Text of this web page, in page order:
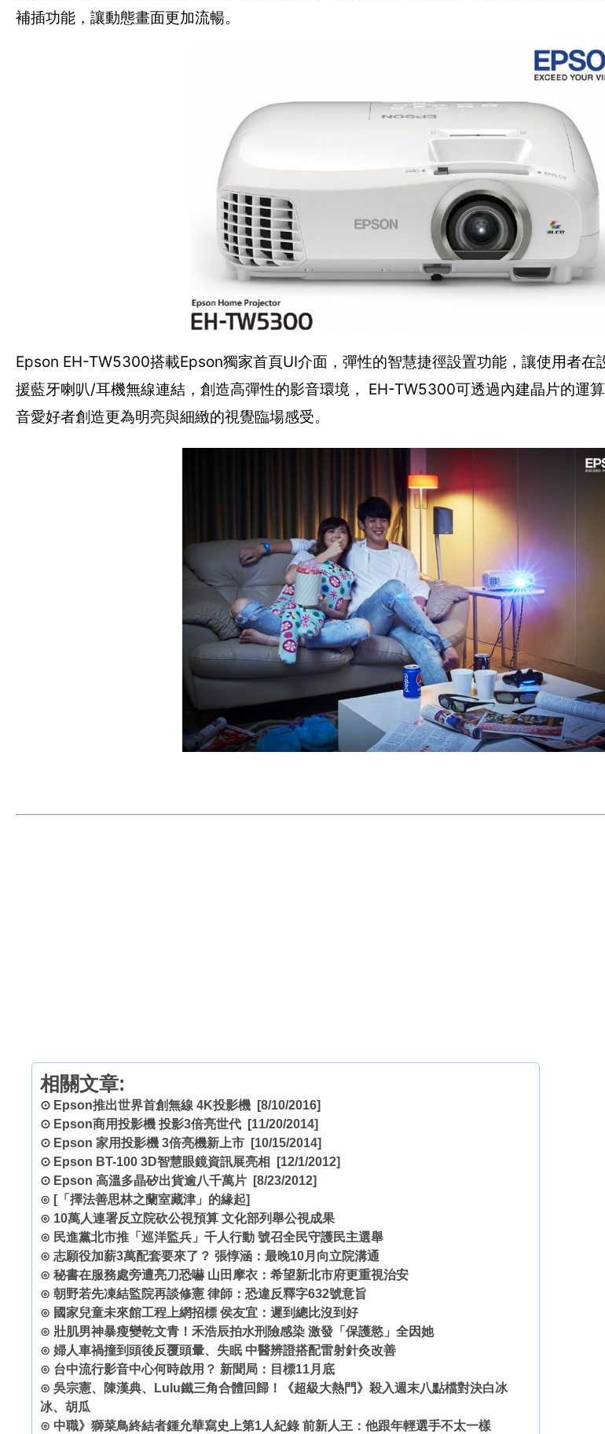
補插功能，讓動態畫面更加流暢。
Epson EH-TW5300搭載Epson獨家首頁UI介面，彈性的智慧捷徑設置功能，讓使用者在
援藍牙喇叭/耳機無線連結，創造高彈性的影音環境， EH-TW5300可透過內建晶片的運
音愛好者創造更為明亮與細緻的視覺臨場感受。
相關文章:
⊙ Epson推出世界首創無線 4K投影機 [8/10/2016]
⊙ Epson商用投影機 投影3倍亮世代 [11/20/2014]
⊙ Epson 家用投影機 3倍亮機新上市 [10/15/2014]
⊙ Epson BT-100 3D智慧眼鏡資訊展亮相
[12/1/2012]
⊙ Epson 高溫多晶矽出貨逾八千萬片 [8/23/2012]
⊙ [「擇法善思林之蘭室藏津」的緣起]
⊙ 10萬人連署反立院砍公視預算 文化部列舉公視成果
⊙ 民進黨北市推「巡洋監兵」千人行動 號召全民守護民主選舉
⊙ 志願役加薪3萬配套要來了？ 張惇涵：最晚10月向立院溝通
⊙ 秘書在服務處旁遭亮刀恐嚇 山田摩衣：希望新北市府更重視治安
⊙ 朝野若先凍結監院再談修憲 律師：恐違反釋字632號意旨
⊙ 國家兒童未來館工程上網招標 侯友宜：遲到總比沒到好
⊙ 壯肌男神暴瘦變乾文青！禾浩辰拍水刑險感染 激發「保護慾」全因她
⊙ 婦人車禍撞到頭後反覆頭暈、失眠 中醫辨證搭配雷射針灸改善
⊙ 台中流行影音中心何時啟用？ 新聞局：目標11月底
⊙ 吳宗憲、陳漢典、Lulu鐵三角合體回歸！《超級大熱門》殺入週末八點檔對決白冰
冰、胡瓜
⊙ 中職》獅菜鳥終結者鍾允華寫史上第1人紀錄 前新人王：他跟年輕選手不太一樣